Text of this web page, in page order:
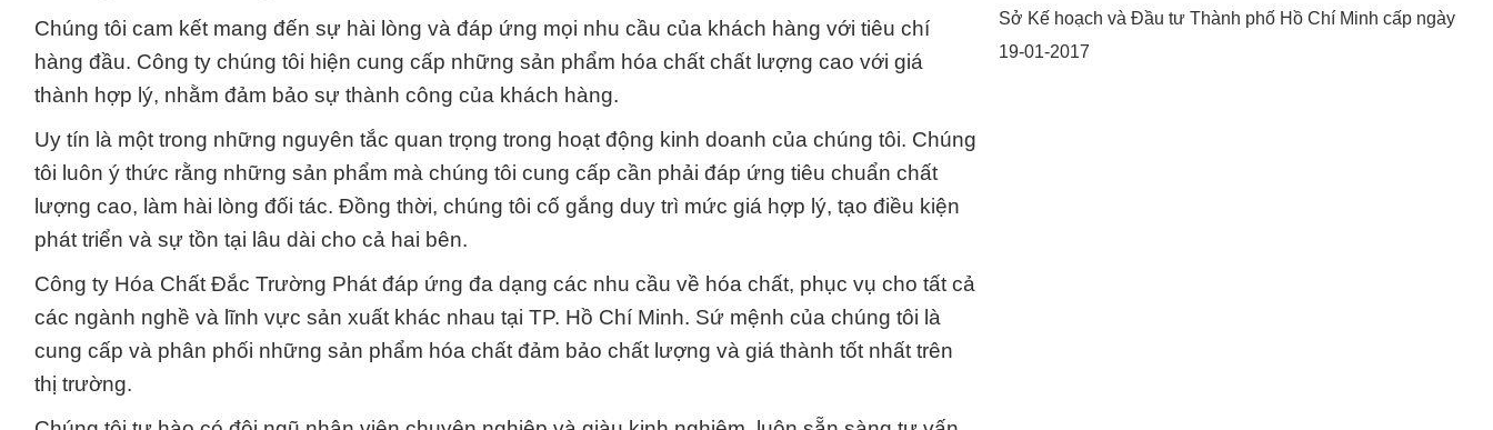
Chúng tôi cam kết mang đến sự hài lòng và đáp ứng mọi nhu cầu của khách hàng với tiêu chí
hàng đầu. Công ty chúng tôi hiện cung cấp những sản phẩm hóa chất chất lượng cao với giá
thành hợp lý, nhằm đảm bảo sự thành công của khách hàng.
Uy tín là một trong những nguyên tắc quan trọng trong hoạt động kinh doanh của chúng tôi. Chúng
tôi luôn ý thức rằng những sản phẩm mà chúng tôi cung cấp cần phải đáp ứng tiêu chuẩn chất
lượng cao, làm hài lòng đối tác. Đồng thời, chúng tôi cố gắng duy trì mức giá hợp lý, tạo điều kiện
phát triển và sự tồn tại lâu dài cho cả hai bên.
Công ty Hóa Chất Đắc Trường Phát đáp ứng đa dạng các nhu cầu về hóa chất, phục vụ cho tất cả
các ngành nghề và lĩnh vực sản xuất khác nhau tại TP. Hồ Chí Minh. Sứ mệnh của chúng tôi là
cung cấp và phân phối những sản phẩm hóa chất đảm bảo chất lượng và giá thành tốt nhất trên
thị trường.
Sở Kế hoạch và Đầu tư Thành phố Hồ Chí Minh cấp ngày
19-01-2017